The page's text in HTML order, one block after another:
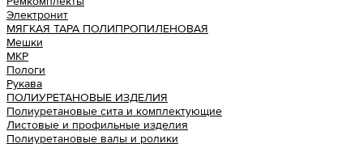
Электронит
МЯГКАЯ ТАРА ПОЛИПРОПИЛЕНОВАЯ
Мешки
МКР
Пологи
Рукава
ПОЛИУРЕТАНОВЫЕ ИЗДЕЛИЯ
Полиуретановые сита и комплектующие
Листовые и профильные изделия
Полиуретановые валы и ролики